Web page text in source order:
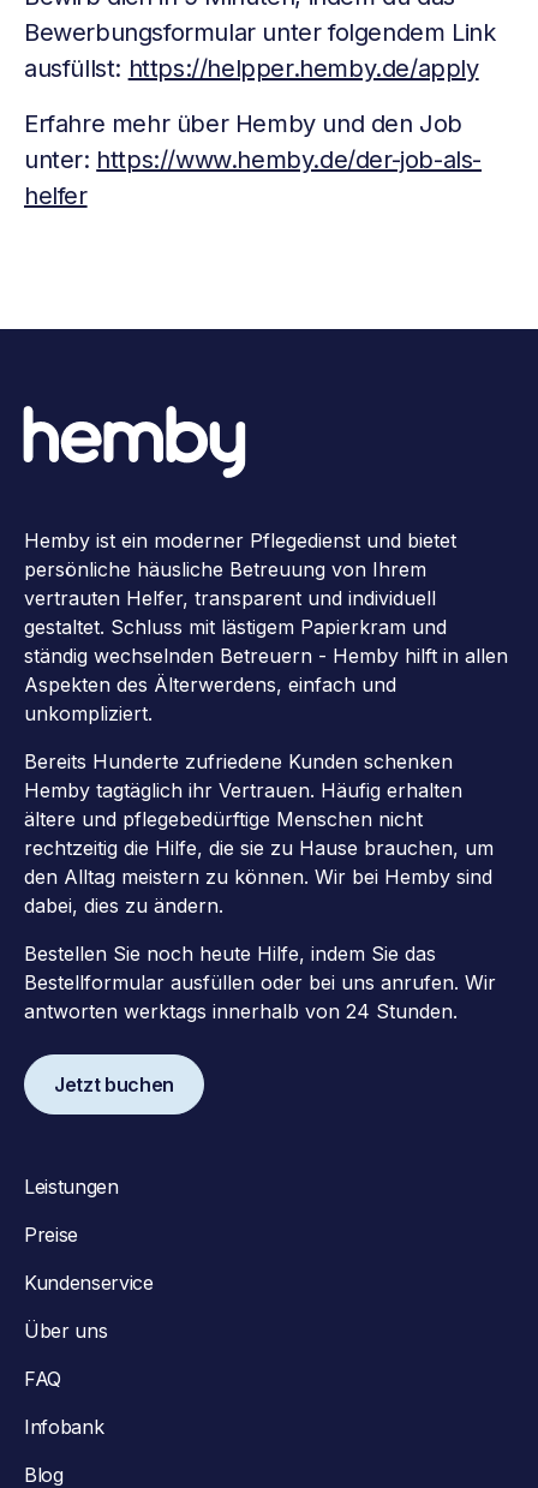
Bewerbungsformular unter folgendem Link
ausfüllst: https://helpper.hemby.de/apply
Erfahre mehr über Hemby und den Job
unter: https://www.hemby.de/der-job-als-
helfer
Hemby ist ein moderner Pflegedienst und bietet
persönliche häusliche Betreuung von Ihrem
vertrauten Helfer, transparent und individuell
gestaltet. Schluss mit lästigem Papierkram und
ständig wechselnden Betreuern - Hemby hilft in allen
Aspekten des Älterwerdens, einfach und
unkompliziert.
Bereits Hunderte zufriedene Kunden schenken
Hemby tagtäglich ihr Vertrauen. Häufig erhalten
ältere und pflegebedürftige Menschen nicht
rechtzeitig die Hilfe, die sie zu Hause brauchen, um
den Alltag meistern zu können. Wir bei Hemby sind
dabei, dies zu ändern.
Bestellen Sie noch heute Hilfe, indem Sie das
Bestellformular ausfüllen oder bei uns anrufen. Wir
antworten werktags innerhalb von 24 Stunden.
Jetzt buchen
Leistungen
Preise
Kundenservice
Über uns
FAQ
Infobank
Blog